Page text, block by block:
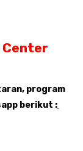
program
berikut :